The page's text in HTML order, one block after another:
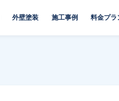
外壁塗装 施工事例 料金プラ